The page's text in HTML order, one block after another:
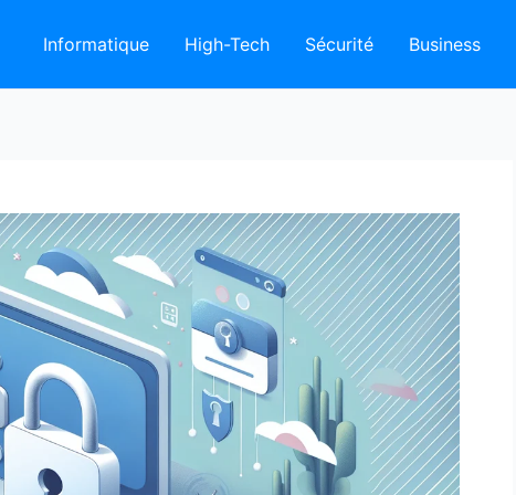
Informatique High-Tech Sécurité Business